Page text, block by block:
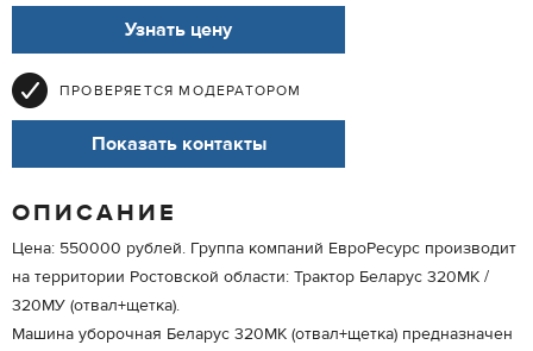
Узнать цену
ПРОВЕРЯЕТСЯ МОДЕРАТОРОМ
Показать контакты
ОПИСАНИЕ
Цена: 550000 рублей. Группа компаний ЕвроРесурс производит
на территории Ростовской области: Трактор Беларус 320МК /
320МУ (отвал+щетка).
Машина уборочная Беларус 320МК (отвал+щетка) предназначен